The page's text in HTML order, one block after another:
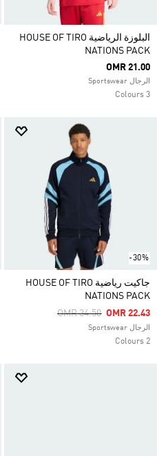
البلوزة الرياضية HOUSE OF TIRO
NATIONS PACK
OMR 21.00
الرجال Sportswear
3 Colours
-30%
جاكيت رياضية HOUSE OF TIRO
NATIONS PACK
Price Reduced From
OMR 34.50ToOMR 22.43
الرجال Sportswear
2 Colours